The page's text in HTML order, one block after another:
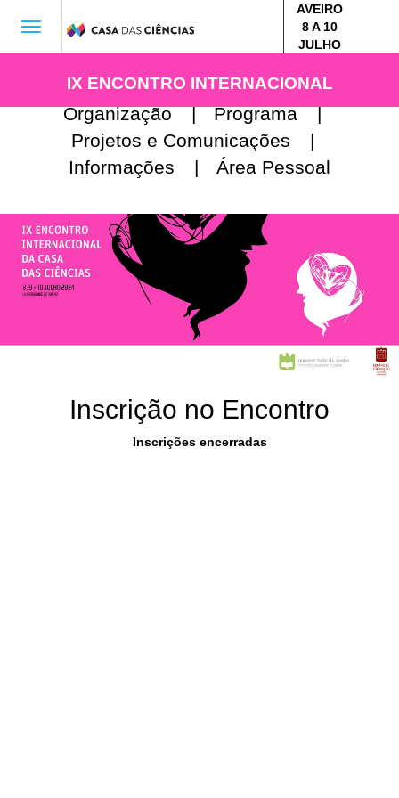
Toggle
AVEIRO
8 A 10
JULHO
IX ENCONTRO INTERNACIONAL
Organização | Programa
|
Projetos e Comunicações
|
Informações
| Área Pessoal
Inscrição no Encontro
Inscrições encerradas